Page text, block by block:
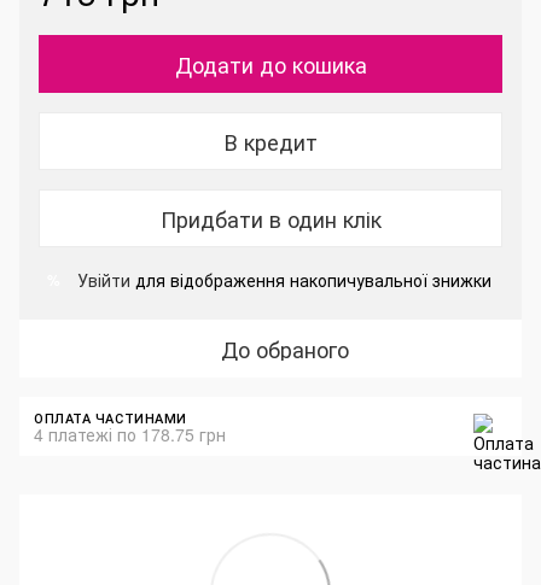
Додати до кошика
В кредит
Придбати в один клік
Увійти для відображення накопичувальної знижки
До обраного
ОПЛАТА ЧАСТИНАМИ
4 платежі по 178.75 грн